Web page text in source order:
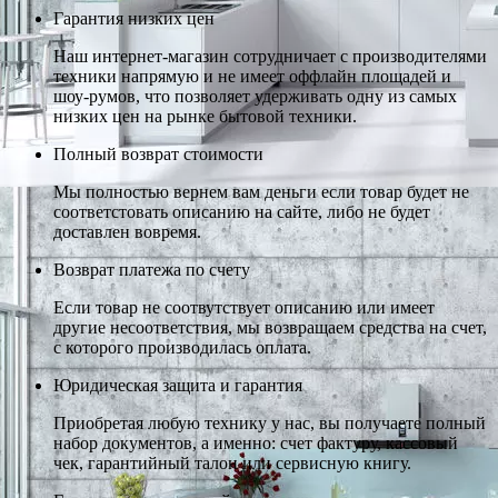
Гарантия низких цен
Наш интернет-магазин сотрудничает с производителями
техники напрямую и не имеет оффлайн площадей и
шоу-румов, что позволяет удерживать одну из самых
низких цен на рынке бытовой техники.
Полный возврат стоимости
Мы полностью вернем вам деньги если товар будет не
соответстовать описанию на сайте, либо не будет
доставлен вовремя.
Возврат платежа по счету
Если товар не соотвутствует описанию или имеет
другие несоответствия, мы возвращаем средства на счет,
с которого производилась оплата.
Юридическая защита и гарантия
Приобретая любую технику у нас, вы получаете полный
набор документов, а именно: счет фактуру, кассовый
чек, гарантийный талон или сервисную книгу.